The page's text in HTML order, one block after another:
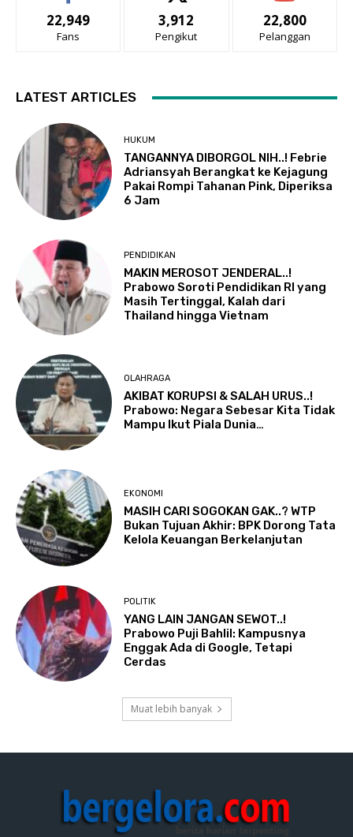
22,949
Fans
3,912
Pengikut
22,800
Pelanggan
LATEST ARTICLES
HUKUM
TANGANNYA DIBORGOL NIH..! Febrie
Adriansyah Berangkat ke Kejagung
Pakai Rompi Tahanan Pink, Diperiksa
6 Jam
PENDIDIKAN
MAKIN MEROSOT JENDERAL..!
Prabowo Soroti Pendidikan RI yang
Masih Tertinggal, Kalah dari
Thailand hingga Vietnam
OLAHRAGA
AKIBAT KORUPSI & SALAH URUS..!
Prabowo: Negara Sebesar Kita Tidak
Mampu Ikut Piala Dunia…
EKONOMI
MASIH CARI SOGOKAN GAK..? WTP
Bukan Tujuan Akhir: BPK Dorong Tata
Kelola Keuangan Berkelanjutan
POLITIK
YANG LAIN JANGAN SEWOT..!
Prabowo Puji Bahlil: Kampusnya
Enggak Ada di Google, Tetapi
Cerdas
Muat lebih banyak